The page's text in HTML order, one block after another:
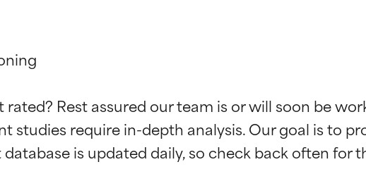
rated? Rest assured our team is or will soon be
studies require in-depth analysis. Our goal is to
Bewertung der Inhaltsstoffe
Bewertung der Inhaltsstoffe